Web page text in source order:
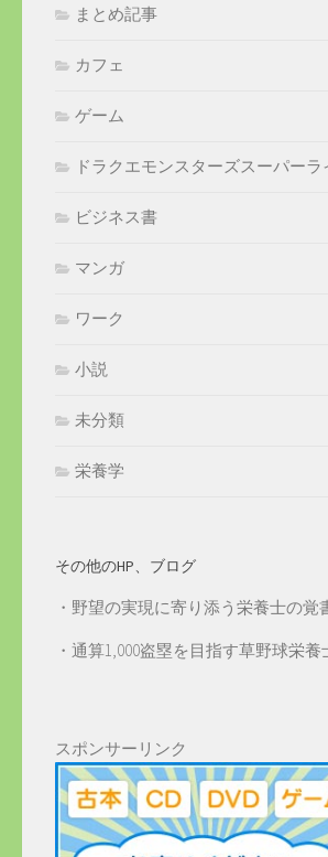
まとめ記事
カフェ
ゲーム
ドラクエモンスターズスーパーラ
ビジネス書
マンガ
ワーク
小説
未分類
栄養学
その他のHP、ブログ
・ 野望の実現に寄り添う栄養士の覚
・ 通算1,000盗塁を目指す草野球栄養
スポンサーリンク